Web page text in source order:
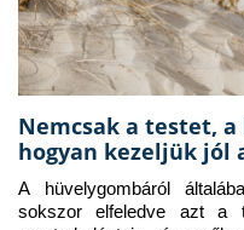
Nemcsak a testet,
hogyan kezeljük jól
A hüvelygombáról
sokszor elfeledve azt a